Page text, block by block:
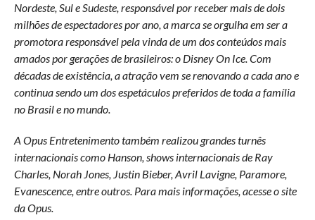
Nordeste, Sul e Sudeste, responsável por receber mais de dois
milhões de espectadores por ano, a marca se orgulha em ser a
promotora responsável pela vinda de um dos conteúdos mais
amados por gerações de brasileiros: o Disney On Ice. Com
décadas de existência, a atração vem se renovando a cada ano e
continua sendo um dos espetáculos preferidos de toda a família
no Brasil e no mundo.
A Opus Entretenimento também realizou grandes turnês
internacionais como Hanson, shows internacionais de Ray
Charles, Norah Jones, Justin Bieber, Avril Lavigne, Paramore,
Evanescence, entre outros. Para mais informações, acesse o site
da Opus.